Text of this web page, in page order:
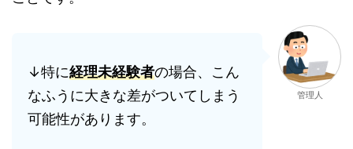
↓特に経理未経験者の場合、こん
なふうに大きな差がついてしまう
可能性があります。
管理人